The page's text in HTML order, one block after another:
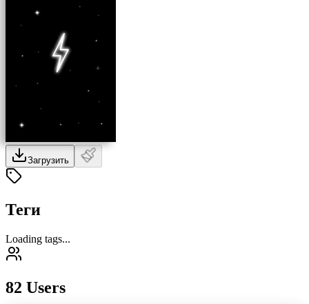
Загрузить
Теги
Loading tags...
82 Users